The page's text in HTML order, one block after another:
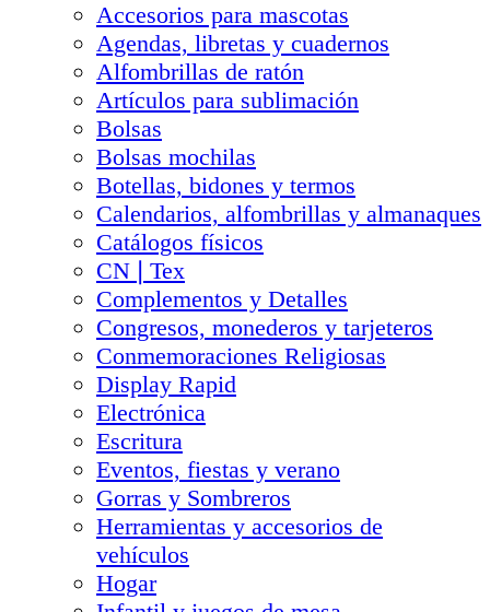
Accesorios para mascotas
Agendas, libretas y cuadernos
Alfombrillas de ratón
Artículos para sublimación
Bolsas
Bolsas mochilas
Botellas, bidones y termos
Calendarios, alfombrillas y almanaques
Catálogos físicos
CN❘Tex
Complementos y Detalles
Congresos, monederos y tarjeteros
Conmemoraciones Religiosas
Display Rapid
Electrónica
Escritura
Eventos, fiestas y verano
Gorras y Sombreros
Herramientas y accesorios de
vehículos
Hogar